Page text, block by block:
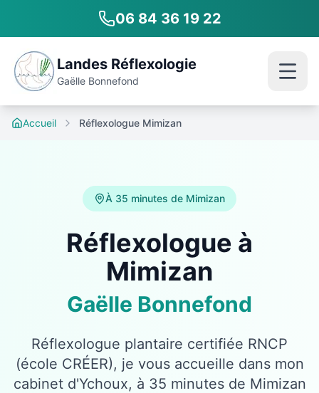
06 84 36 19 22
Landes Réflexologie
Gaëlle Bonnefond
Accueil Réflexologue Mimizan
À 35 minutes de Mimizan
Réflexologue à
Mimizan
Gaëlle Bonnefond
Réflexologue plantaire certifiée RNCP
(école CRÉER), je vous accueille dans mon
cabinet d'Ychoux, à 35 minutes de Mimizan